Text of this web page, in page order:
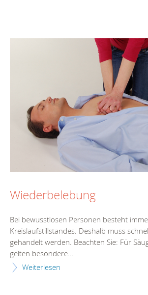
Wiederbelebung
Bei bewusstlosen Personen besteht
Kreislaufstillstandes. Deshalb muss
gehandelt werden. Beachten Sie: Für
gelten besondere...
Weiterlesen